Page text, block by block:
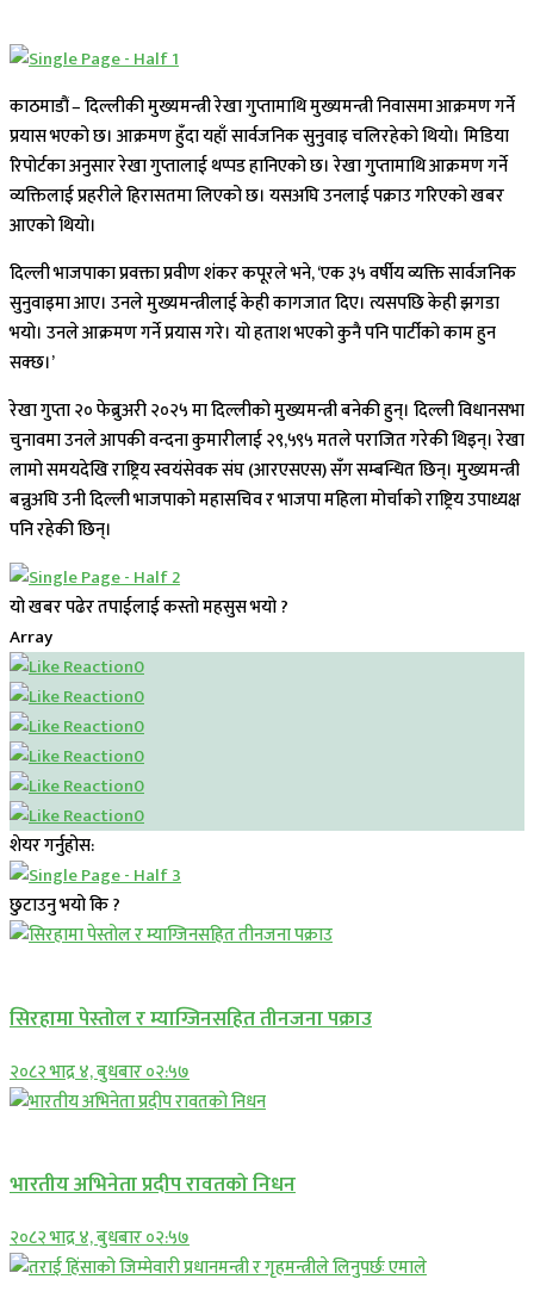
काठमाडौं – दिल्लीकी मुख्यमन्त्री रेखा गुप्तामाथि मुख्यमन्त्री निवासमा आक्रमण गर्ने
प्रयास भएको छ। आक्रमण हुँदा यहाँ सार्वजनिक सुनुवाइ चलिरहेको थियो। मिडिया
रिपोर्टका अनुसार रेखा गुप्तालाई थप्पड हानिएको छ। रेखा गुप्तामाथि आक्रमण गर्ने
व्यक्तिलाई प्रहरीले हिरासतमा लिएको छ। यसअघि उनलाई पक्राउ गरिएको खबर
आएको थियो।
दिल्ली भाजपाका प्रवक्ता प्रवीण शंकर कपूरले भने, ‘एक ३५ वर्षीय व्यक्ति सार्वजनिक
सुनुवाइमा आए। उनले मुख्यमन्त्रीलाई केही कागजात दिए। त्यसपछि केही झगडा
भयो। उनले आक्रमण गर्ने प्रयास गरे। यो हताश भएको कुनै पनि पार्टीको काम हुन
सक्छ।’
रेखा गुप्ता २० फेब्रुअरी २०२५ मा दिल्लीको मुख्यमन्त्री बनेकी हुन्। दिल्ली विधानसभा
चुनावमा उनले आपकी वन्दना कुमारीलाई २९,५९५ मतले पराजित गरेकी थिइन्। रेखा
लामो समयदेखि राष्ट्रिय स्वयंसेवक संघ (आरएसएस) सँग सम्बन्धित छिन्। मुख्यमन्त्री
बन्नुअघि उनी दिल्ली भाजपाको महासचिव र भाजपा महिला मोर्चाको राष्ट्रिय उपाध्यक्ष
पनि रहेकी छिन्।
यो खबर पढेर तपाईलाई कस्तो महसुस भयो ?
Array
0
0
0
0
0
0
शेयर गर्नुहोस:
छुटाउनु भयो कि ?
सिरहामा पेस्तोल र म्याग्जिनसहित तीनजना पक्राउ
२०८२ भाद्र ४, बुधबार ०२:५७
भारतीय अभिनेता प्रदीप रावतको निधन
२०८२ भाद्र ४, बुधबार ०२:५७